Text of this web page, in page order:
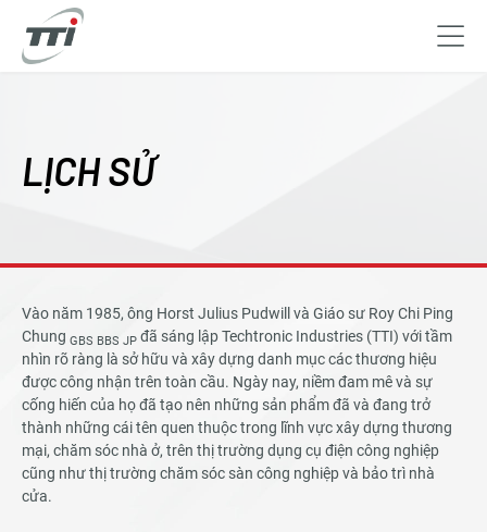
content
LỊCH SỬ
Vào năm 1985, ông Horst Julius Pudwill và Giáo sư Roy Chi Ping
Chung GBS BBS JP đã sáng lập Techtronic Industries (TTI) với tầm
nhìn rõ ràng là sở hữu và xây dựng danh mục các thương hiệu
được công nhận trên toàn cầu. Ngày nay, niềm đam mê và sự
cống hiến của họ đã tạo nên những sản phẩm đã và đang trở
thành những cái tên quen thuộc trong lĩnh vực xây dựng thương
mại, chăm sóc nhà ở, trên thị trường dụng cụ điện công nghiệp
cũng như thị trường chăm sóc sàn công nghiệp và bảo trì nhà
cửa.